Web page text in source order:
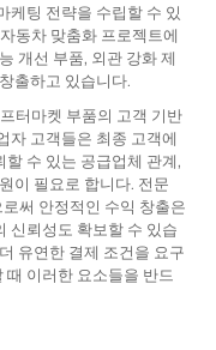
케팅 전략을 수립할 수 있
동차 맞춤화 프로젝트에
개선 부품, 외관 강화 제
출하고 있습니다.
터마켓 부품의 고객 기반
자 고객들은 최종 고객에
수 있는 공급업체 관계,
이 필요로 합니다. 전문
써 안정적인 수익 창출은
신뢰성도 확보할 수 있습
유연한 결제 조건을 요구
이러한 요소들을 반드